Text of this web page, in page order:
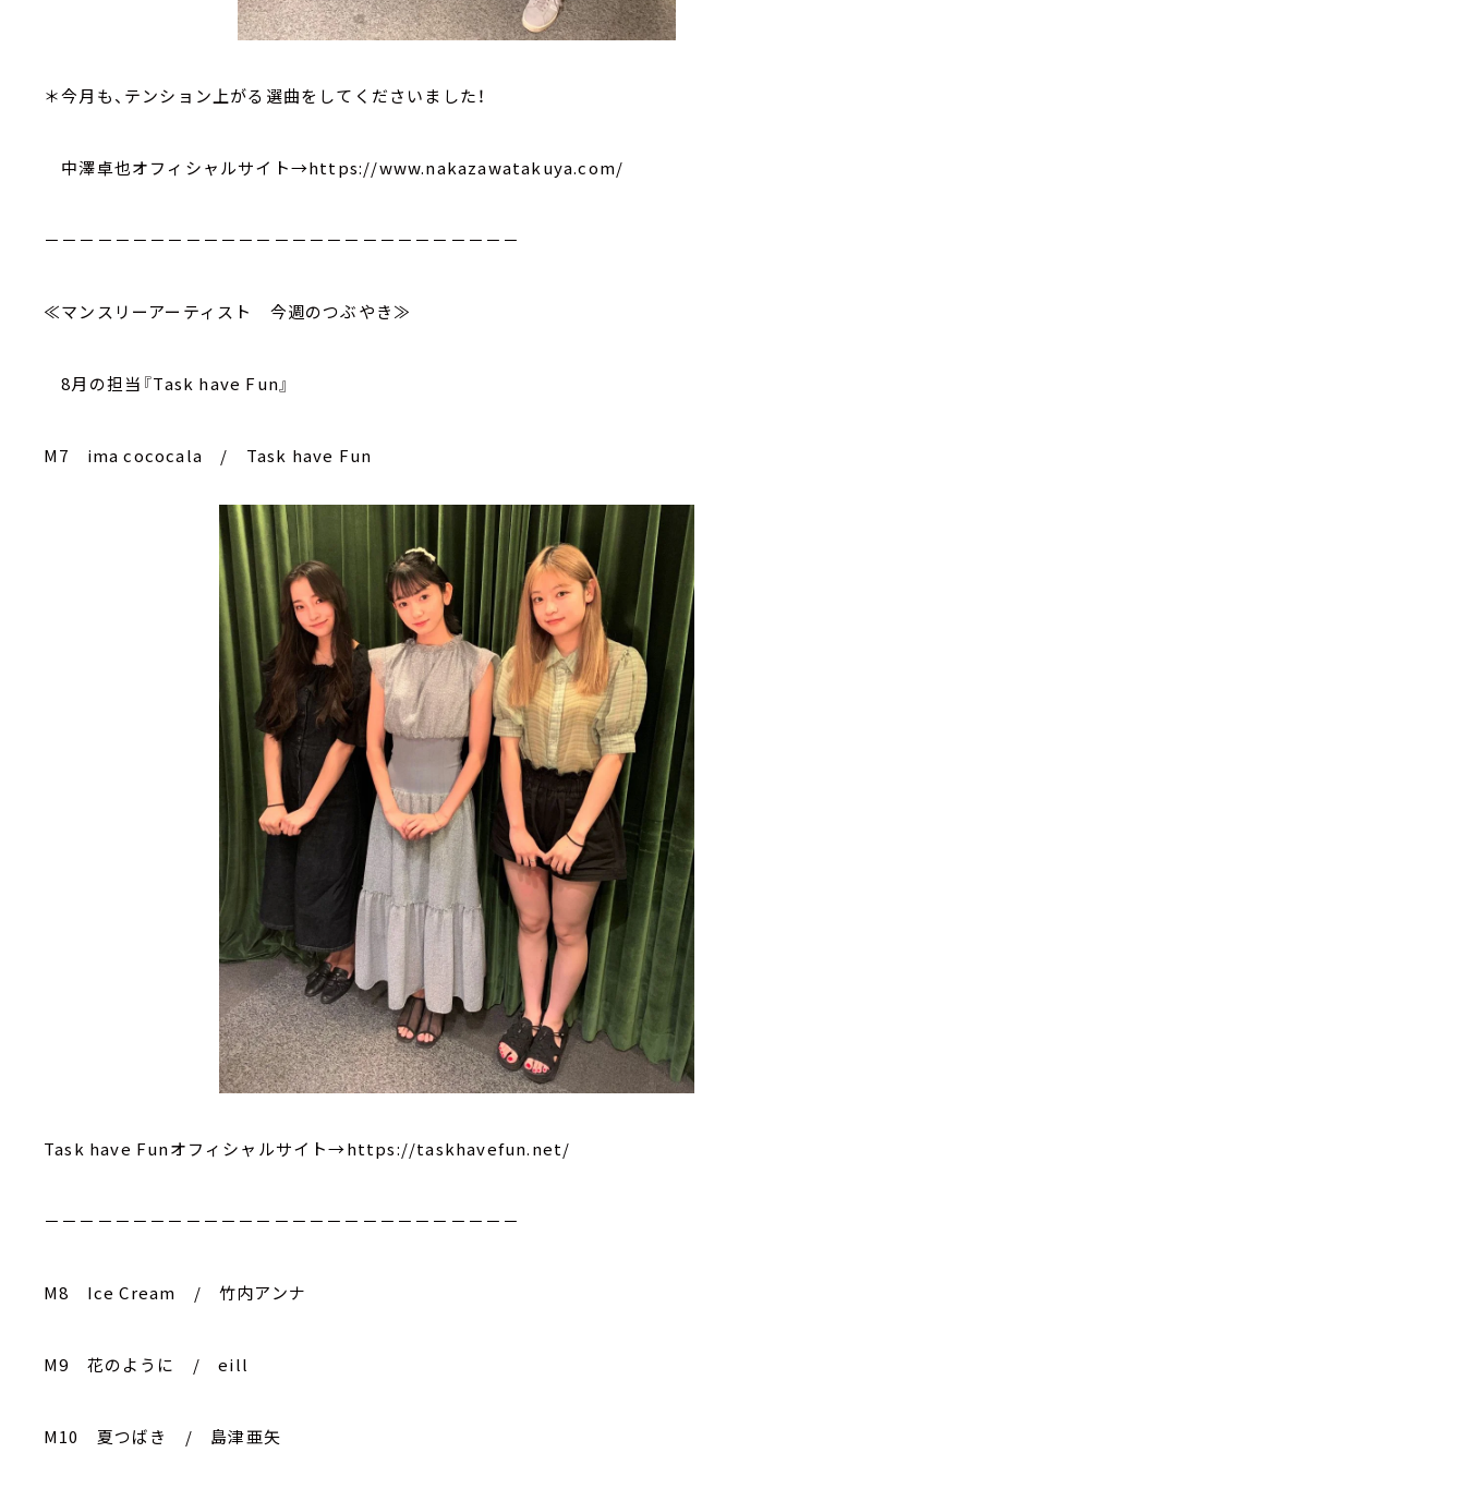
＊今月も、テンション上がる選曲をしてくださいました！
中澤卓也オフィシャルサイト→https://www.nakazawatakuya.com/
－－－－－－－－－－－－－－－－－－－－－－－－－－－
≪マンスリーアーティスト 今週のつぶやき≫
8月の担当『Task have Fun』
M7 ima cococala / Task have Fun
Task have Funオフィシャルサイト→https://taskhavefun.net/
－－－－－－－－－－－－－－－－－－－－－－－－－－－
M8 Ice Cream / 竹内アンナ
M9 花のように / eill
M10 夏つばき / 島津亜矢